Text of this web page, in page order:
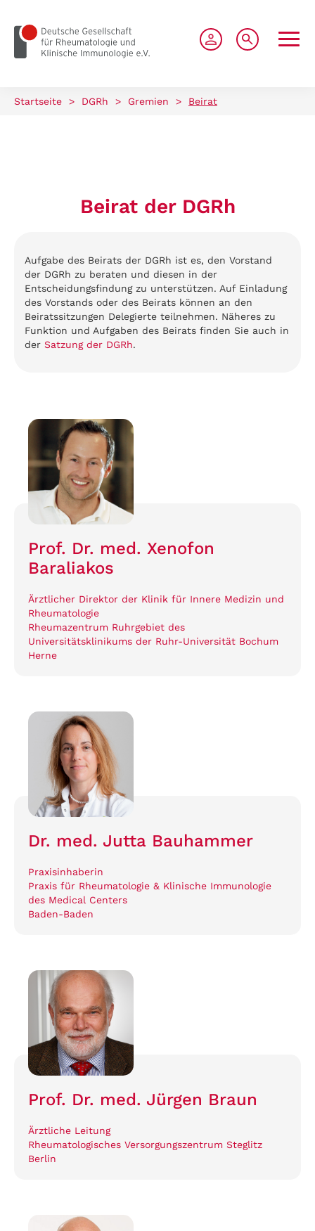
Startseite > DGRh > Gremien > Beirat
Beirat der DGRh
Aufgabe des Beirats der DGRh ist es, den Vorstand
der DGRh zu beraten und diesen in der
Entscheidungsfindung zu unterstützen. Auf Einladung
des Vorstands oder des Beirats können an den
Beiratssitzungen Delegierte teilnehmen. Näheres zu
Funktion und Aufgaben des Beirats finden Sie auch in
der Satzung der DGRh.
Prof. Dr. med. Xenofon
Baraliakos
Ärztlicher Direktor der Klinik für Innere Medizin und
Rheumatologie
Rheumazentrum Ruhrgebiet des
Universitätsklinikums der Ruhr-Universität Bochum
Herne
Dr. med. Jutta Bauhammer
Praxisinhaberin
Praxis für Rheumatologie & Klinische Immunologie
des Medical Centers
Baden-Baden
Prof. Dr. med. Jürgen Braun
Ärztliche Leitung
Rheumatologisches Versorgungszentrum Steglitz
Berlin